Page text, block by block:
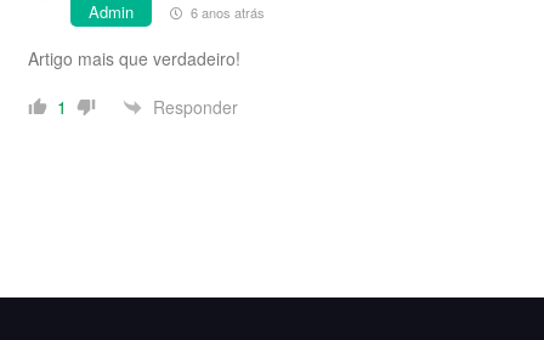
Admin 6 anos atrás
Artigo mais que verdadeiro!
1
Responder